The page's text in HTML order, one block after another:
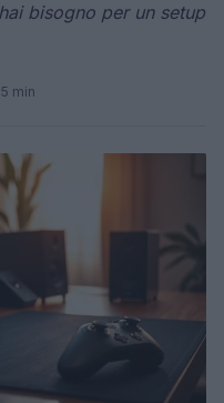
bisogno per un setup
5 min